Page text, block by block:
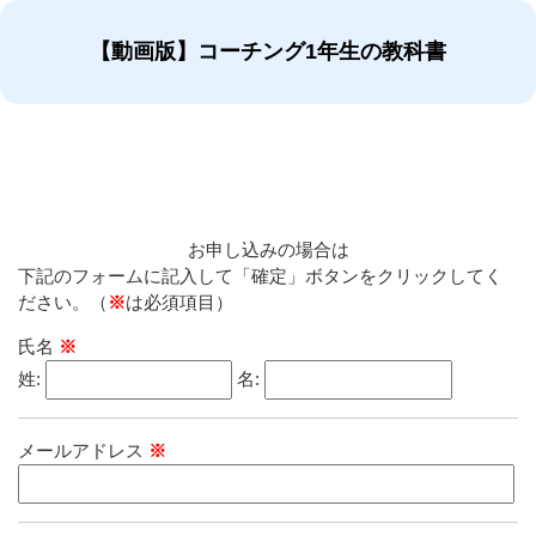
【動画版】コーチング1年生の教科書
お申し込みの場合は
下記のフォームに記入して「確定」ボタンをクリックしてく
ださい。（ ※は必須項目）
氏名 ※
姓:
名:
メールアドレス ※